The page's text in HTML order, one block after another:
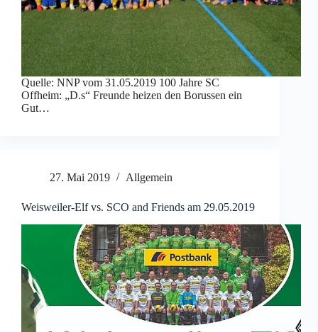
Quelle: NNP vom 31.05.2019 100 Jahre SC
Offheim: „D.s“ Freunde heizen den Borussen ein
Gut…
27. Mai 2019 Allgemein
Weisweiler-Elf vs. SCO and Friends am 29.05.2019